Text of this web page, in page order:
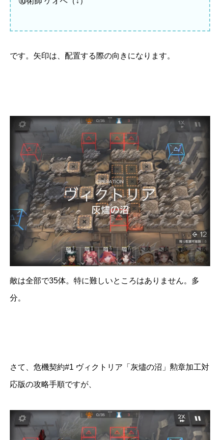
です。矢印は、配置する際の向きになります。
敵は全部で35体。特に難しいところはありません。多
分。
さて、危機契約#1 ヴィクトリア「灰燼の沼」勲章加工対
応版の攻略手順ですが、